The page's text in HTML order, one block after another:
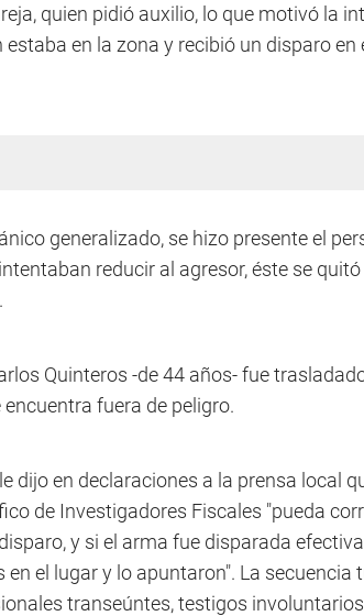
quien pidió auxilio, lo que motivó la
en la zona y recibió un disparo en
generalizado, se hizo presente el
reducir al agresor, éste se
Quinteros -de 44 años- fue
fuera de peligro.
dijo en declaraciones a la prensa local
de Investigadores Fiscales "pueda
y si el arma fue disparada
el lugar y lo apuntaron". La secuencia
transeúntes, testigos